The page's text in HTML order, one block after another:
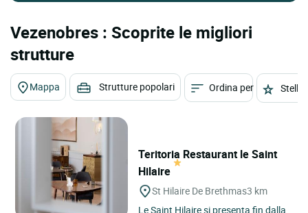
Vezenobres : Scoprite le migliori
strutture
Mappa Strutture popolari Ordina per Stelle
Teritoria Restaurant le Saint
Hilaire
St Hilaire De Brethmas3 km
Le Saint Hilaire si presenta fin dalla